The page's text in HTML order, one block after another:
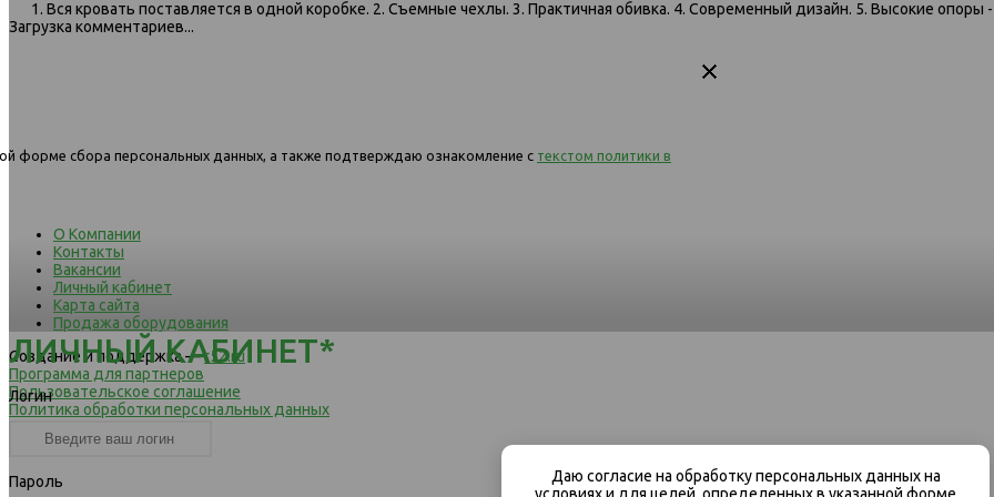
617 кровать 90х200 1190 Велутто
09
1. Вся кровать поставляется в одной коробке. 2. Съемные чехлы. 3. Практичная обивка. 4. Современный дизайн. 5. Высокие
Загрузка комментариев...
форме сбора персональных данных, а также подтверждаю ознакомление с текстом политики в
О Компании
Контакты
Вакансии
Личный кабинет
Карта сайта
Продажа оборудования
Создание и поддержка —r52.ru
Программа для партнеров
Пользовательское соглашение
Политика обработки персональных данных
ЛИЧНЫЙ КАБИНЕТ*
Логин
Пароль
Даю согласие на обработку персональных данных на